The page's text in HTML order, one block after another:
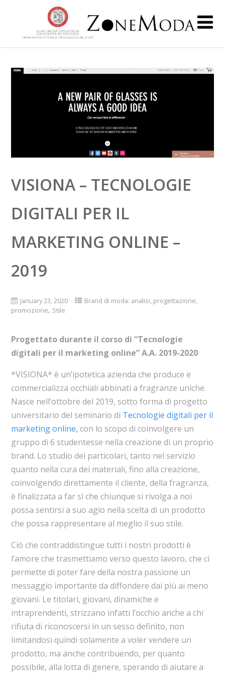
VISIONA – TECNOLOGIE
DIGITALI PER IL
MARKETING ONLINE –
2019
January 23, 2020
Brand di moda: analisi, progettazione,
promozione, Stile
Progettato durante il corso di “Tecnologie
digitali per il marketing online” A.A. 2019-2020
*VISIONA* è un’ipotetica azienda che produce e
commercializza occhiali abbinati a fragranze uniche.
Nasce nell’ottobre del 2019, sotto forma di progetto
universitario del seminario di Tecnologie digitali per il
marketing online, con lo scopo di coinvolgere un
gruppo di 6 studentesse nella creazione di un proprio
brand. Lo studio dei particolari, tanto nel servizio
quanto nella cura dei materiali, fino alla creazione,
coinvolgendo direttamente il cliente, della fragranza,
è finalizzata a far sì che chiunque si rivolga a noi
possa sentirsi a suo agio nella scelta di un prodotto
che possa rappresentare al meglio il suo stile.
Ciò che contraddistingue tutti i nostri prodotti è
l’amore che trasmettiamo verso questo lavoro, che ci
permette di poter fare della nostra passione un
messaggio importante da diffondere dai più ai meno
giovani. Le titolari, giovani, dinamiche e
intraprendenti, strizzano infatti l’occhio anche a chi
rifiuta di riconoscersi in un sesso definito, non
limitandosi quindi solamente a voler vendere un
prodotto, ma anche contribuendo, per quanto
possibile, alla lotta di genere, sperando di aiutare a